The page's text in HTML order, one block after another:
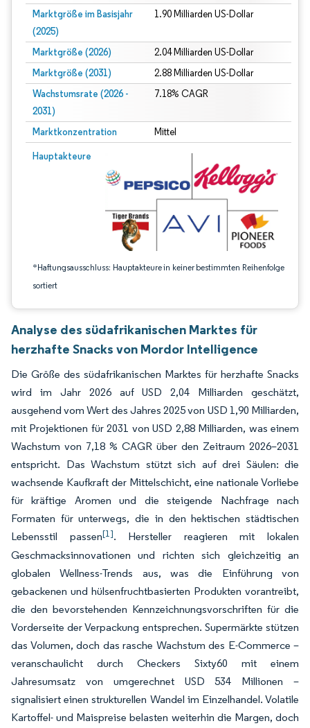
Marktgröße im Basisjahr
(2025)
1.90 Milliarden US-Dollar
Marktgröße (2026) 2.04 Milliarden US-Dollar
Marktgröße (2031) 2.88 Milliarden US-Dollar
Wachstumsrate (2026 -
2031)
7.18% CAGR
Marktkonzentration Mittel
Hauptakteure
*Haftungsausschluss: Hauptakteure in keiner bestimmten Reihenfolge
sortiert
Bild © Mordor Intelligence. Wiederverwendung erfordert Namensnennung
Analyse des südafrikanischen Marktes für
herzhafte Snacks von Mordor Intelligence
Die Größe des südafrikanischen Marktes für herzhafte Snacks
wird im Jahr 2026 auf USD 2,04 Milliarden geschätzt,
ausgehend vom Wert des Jahres 2025 von USD 1,90 Milliarden,
mit Projektionen für 2031 von USD 2,88 Milliarden, was einem
Wachstum von 7,18 % CAGR über den Zeitraum 2026–2031
entspricht. Das Wachstum stützt sich auf drei Säulen: die
wachsende Kaufkraft der Mittelschicht, eine nationale Vorliebe
für kräftige Aromen und die steigende Nachfrage nach
Formaten für unterwegs, die in den hektischen städtischen
Lebensstil passen[1]. Hersteller reagieren mit lokalen
Geschmacksinnovationen und richten sich gleichzeitig an
globalen Wellness-Trends aus, was die Einführung von
gebackenen und hülsenfruchtbasierten Produkten vorantreibt,
die den bevorstehenden Kennzeichnungsvorschriften für die
Vorderseite der Verpackung entsprechen. Supermärkte stützen
das Volumen, doch das rasche Wachstum des E-Commerce –
veranschaulicht durch Checkers Sixty60 mit einem
Jahresumsatz von umgerechnet USD 534 Millionen –
signalisiert einen strukturellen Wandel im Einzelhandel. Volatile
Kartoffel- und Maispreise belasten weiterhin die Margen, doch